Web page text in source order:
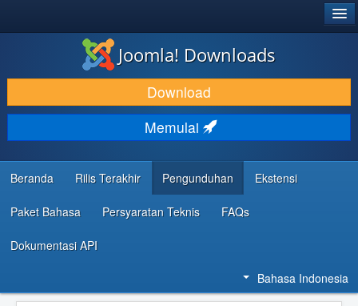
DOWNLOAD & KEMBANGKAN
TEMUKAN & PELAJARI
DUKUNGAN & KOMUNITAS
REFERENSI DEVELOPER
Joomla! Downloads
Download
Memulai
Beranda Rilis Terakhir Pengunduhan Ekstensi
Paket Bahasa Persyaratan Teknis FAQs
Dokumentasi API
Bahasa Indonesia